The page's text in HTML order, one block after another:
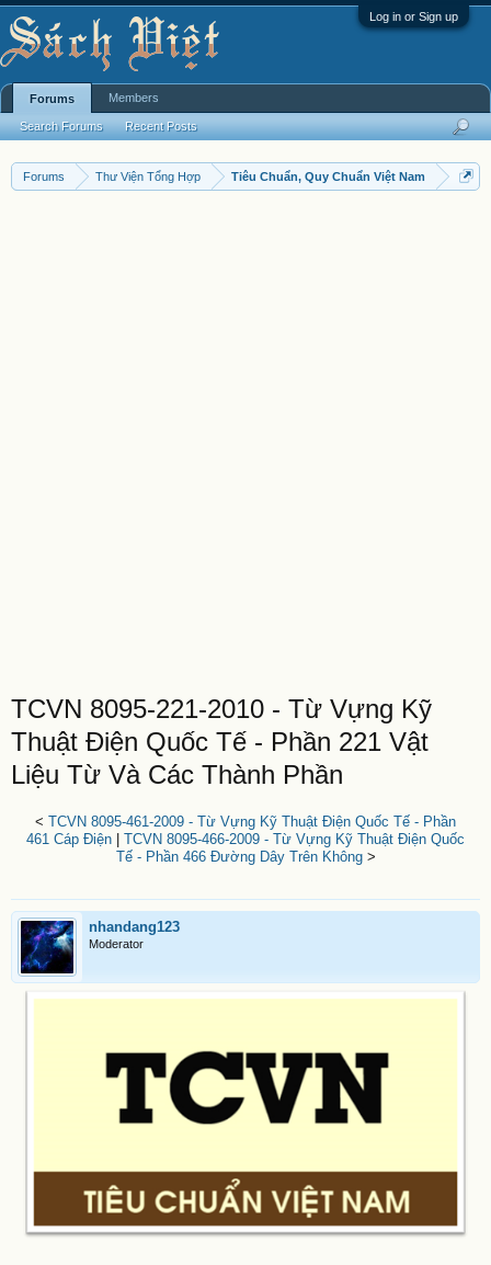
Log in or Sign up
Forums Thư Viện Tổng Hợp Tiêu Chuẩn, Quy Chuẩn Việt Nam
TCVN 8095-221-2010 - Từ Vựng Kỹ
Thuật Điện Quốc Tế - Phần 221 Vật
Liệu Từ Và Các Thành Phần
< TCVN 8095-461-2009 - Từ Vựng Kỹ Thuật Điện Quốc Tế - Phần
461 Cáp Điện
TCVN 8095-466-2009 - Từ Vựng Kỹ Thuật Điện Quốc
Tế - Phần 466 Đường Dây Trên Không>
nhandang123
Moderator
Forums
Search Forums Recent Posts
Members